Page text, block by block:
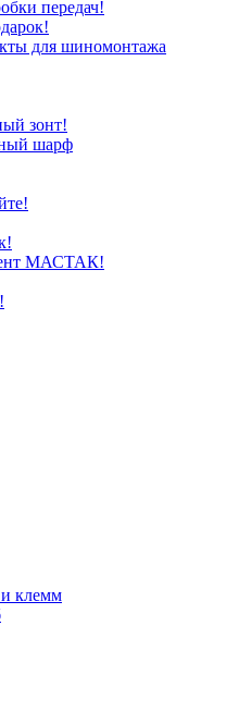
передач!
для шиномонтажа
зонт!
шарф
МАСТАК!
клемм